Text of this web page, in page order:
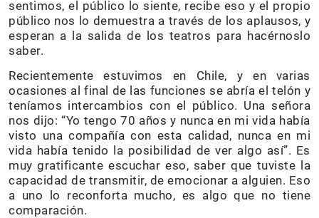
sentimos, el público lo siente, recibe eso y el propio
público nos lo demuestra a través de los aplausos, y
esperan a la salida de los teatros para hacérnoslo
saber.
Recientemente estuvimos en Chile, y en varias
ocasiones al final de las funciones se abría el telón y
teníamos intercambios con el público. Una señora
nos dijo: “Yo tengo 70 años y nunca en mi vida había
visto una compañía con esta calidad, nunca en mi
vida había tenido la posibilidad de ver algo así”. Es
muy gratificante escuchar eso, saber que tuviste la
capacidad de transmitir, de emocionar a alguien. Eso
a uno lo reconforta mucho, es algo que no tiene
comparación.